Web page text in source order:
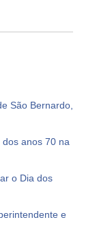
São Bernardo,
anos 70 na
o Dia dos
e